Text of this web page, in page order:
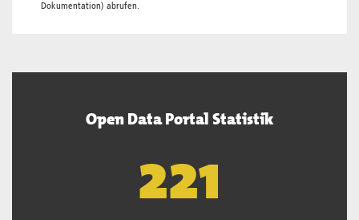
Dokumentation) abrufen.
Open Data Portal Statistik
222